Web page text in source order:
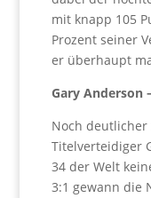
mit knapp 105
Prozent seiner
er überhaupt
Gary Anderson
Noch deutlicher
Titelverteidiger
34 der Welt
3:1 gewann die